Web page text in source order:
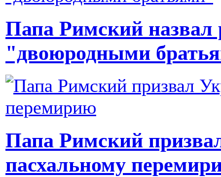
Папа Римский назвал
"двоюродными
Папа Римский
пасхальному